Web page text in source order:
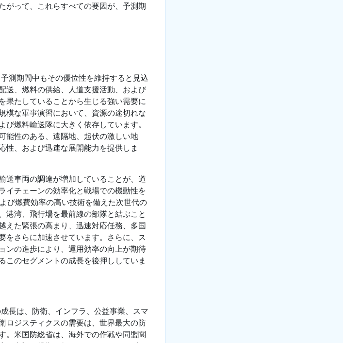
がって、これらすべての要因が、予測期
測期間中もその優位性を維持すると見込
送、燃料の供給、人道支援活動、および
果たしていることから生じる強い需要に
模な軍事演習において、資源の途切れな
燃料輸送隊に大きく依存しています。
能性のある、遠隔地、起伏の激しい地
性、および迅速な展開能力を提供しま
送車両の調達が増加していることが、道
イチェーンの効率化と戦場での機動性を
び燃費効率の高い技術を備えた次世代の
港湾、飛行場を最前線の部隊と結ぶこと
えた緊張の高まり、迅速対応任務、多国
をさらに加速させています。さらに、ス
ンの進歩により、運用効率の向上が期待
このセグメントの成長を後押ししていま
長は、防衛、インフラ、公益事業、スマ
ロジスティクスの需要は、世界最大の防
。米国防総省は、海外での作戦や同盟関